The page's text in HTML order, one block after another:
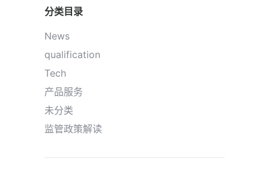
分类目录
News
qualification
Tech
产品服务
未分类
监管政策解读